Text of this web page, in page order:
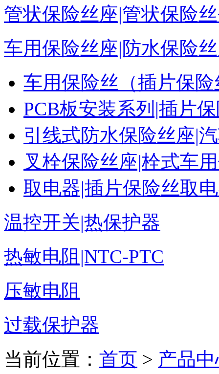
管状保险丝座|管状保险
车用保险丝座|防水保险
车用保险丝（插片保
PCB板安装系列|插片
引线式防水保险丝座|
叉栓保险丝座|栓式车
取电器|插片保险丝取
温控开关|热保护器
热敏电阻|NTC-PTC
压敏电阻
过载保护器
当前位置： 首页 > 产品